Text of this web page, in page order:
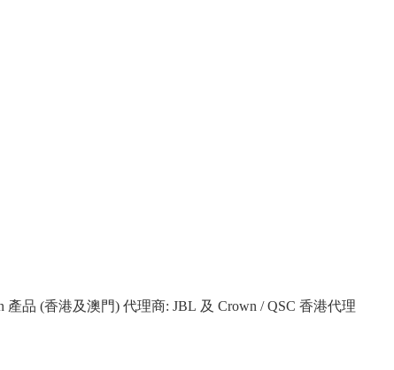
產品 (香港及澳門) 代理商: JBL 及 Crown / QSC 香港代理